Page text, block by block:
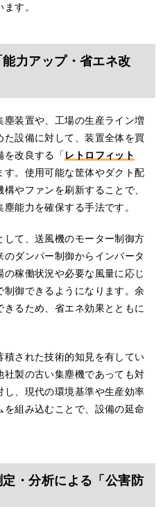
す。
力アップ・省エネ改
装置や、工場の生産ライン増
設備に対して、装置全体を買
を改良する「 レトロフィット
す。使用可能な筐体やダクト配
やファンを刷新することで、
能力を確保する手法です。
て、送風機のモーター制御方
ダンパー制御からインバータ
稼働状況や必要な風量に応じ
御できるようになります。余
るため、省エネ効果とともに
された技術的知見を有してい
製の古い集塵機であっても対
、現代の環境基準や生産効率
組み込むことで、設備の延命
・分析による「公害防